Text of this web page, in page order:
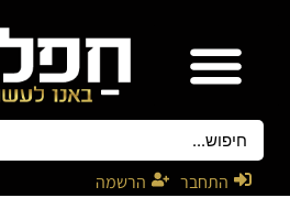
התחבר הרשמה